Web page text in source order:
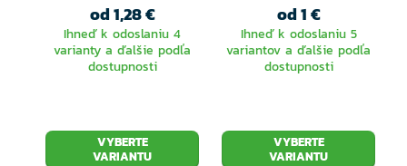
od 1,28 €
Ihneď k odoslaniu 4
varianty a ďalšie podľa
dostupnosti
VYBERTE
VARIANTU
od 1 €
Ihneď k odoslaniu 5
variantov a ďalšie podľa
dostupnosti
VYBERTE
VARIANTU